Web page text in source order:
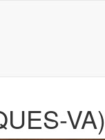
VA)